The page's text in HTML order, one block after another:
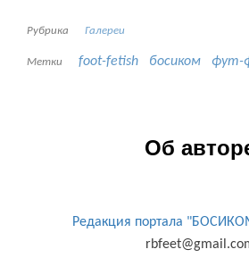
Рубрика Галереи
Метки foot-fetish босиком фут-
Об
Редакция портала